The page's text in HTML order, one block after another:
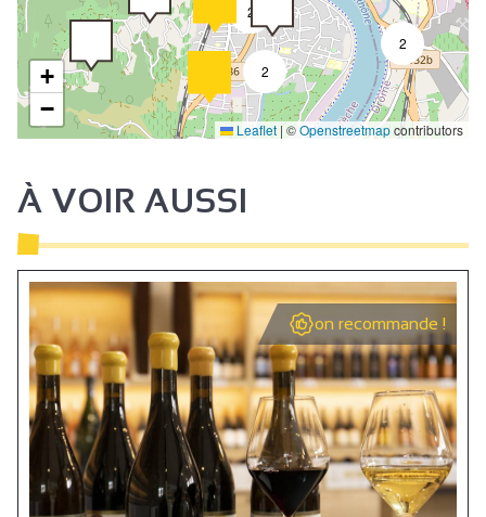
2
2
2
+
−
Leaflet | ©Openstreetmapcontributors
À VOIR AUSSI
on recommande !